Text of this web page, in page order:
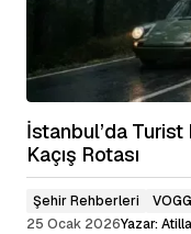
İstanbul’da Turist
Kaçış Rotası
Şehir Rehberleri
25 Ocak 2026Yazar: